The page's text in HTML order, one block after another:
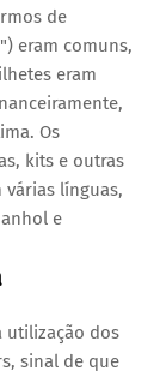
de
eram comuns,
eram
Os
kits e outras
línguas,
e
utilização dos
sinal de que